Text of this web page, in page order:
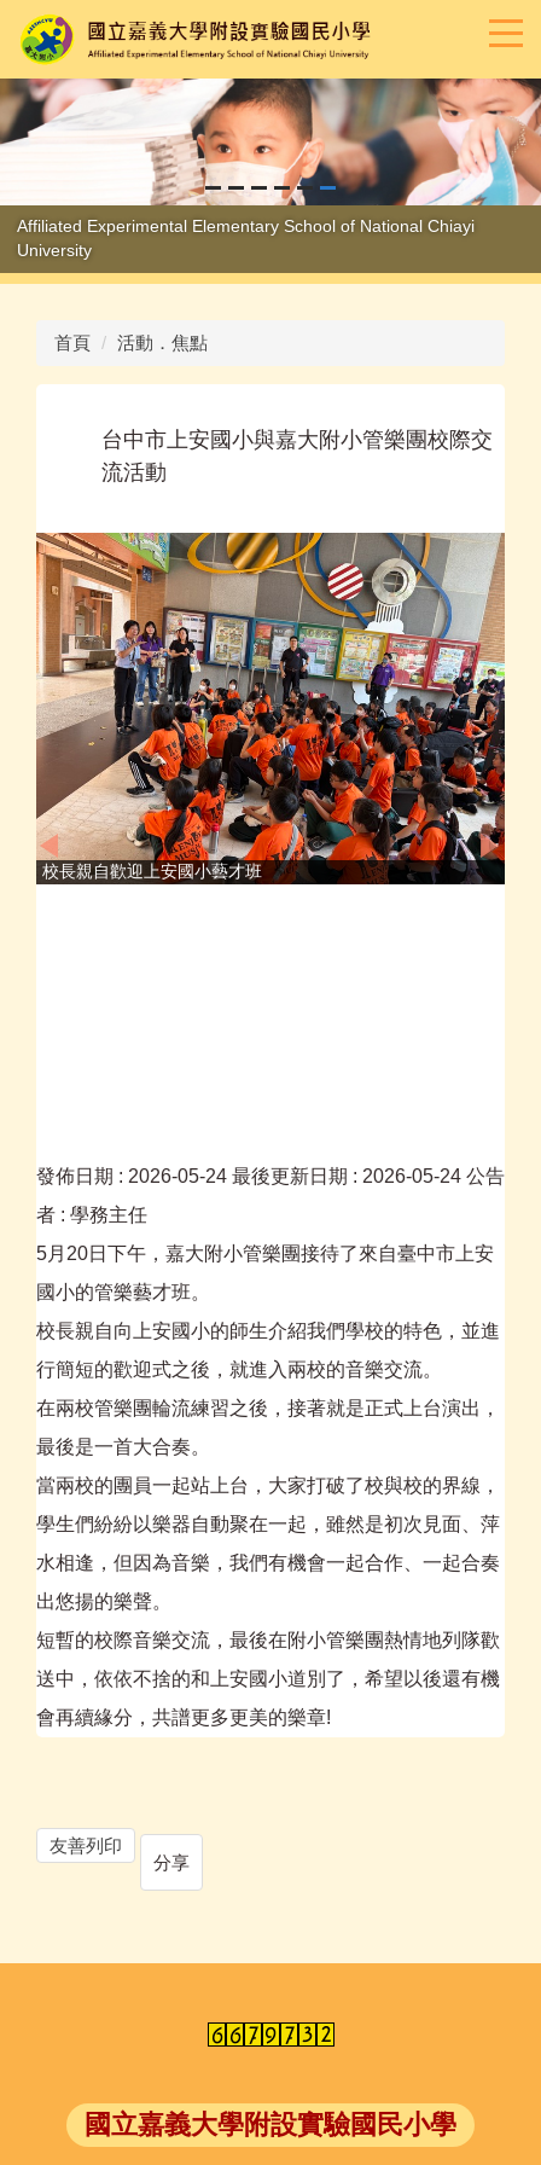
到
要
內
Affiliated Experimental Elementary School of National Chiayi
University
首頁 活動．焦點
台中市上安國小與嘉大附小管樂團校際交
流活動
校長親自歡迎上安國小藝才班
發佈日期 : 2026-05-24 最後更新日期 : 2026-05-24 公告
者 : 學務主任
5月20日下午，嘉大附小管樂團接待了來自臺中市上安
國小的管樂藝才班。
校長親自向上安國小的師生介紹我們學校的特色，並進
行簡短的歡迎式之後，就進入兩校的音樂交流。
在兩校管樂團輪流練習之後，接著就是正式上台演出，
最後是一首大合奏。
當兩校的團員一起站上台，大家打破了校與校的界線，
學生們紛紛以樂器自動聚在一起，雖然是初次見面、萍
水相逢，但因為音樂，我們有機會一起合作、一起合奏
出悠揚的樂聲。
短暫的校際音樂交流，最後在附小管樂團熱情地列隊歡
送中，依依不捨的和上安國小道別了，希望以後還有機
會再續緣分，共譜更多更美的樂章!
友善列印
分享
國立嘉義大學附設實驗國民小學